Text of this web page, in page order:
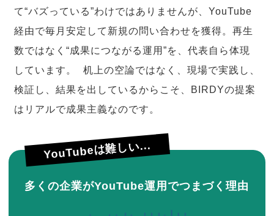
て“バズっている”わけではありませんが、YouTube
経由で毎月安定して新規の問い合わせを獲得。再生
数ではなく“成果につながる運用”を、代表自ら体現
しています。 机上の空論ではなく、現場で実践し、
検証し、結果を出しているからこそ、BIRDYの提案
はリアルで成果主義なのです。
YouTubeは難しい...
多くの企業がYouTube運用でつまづく理由